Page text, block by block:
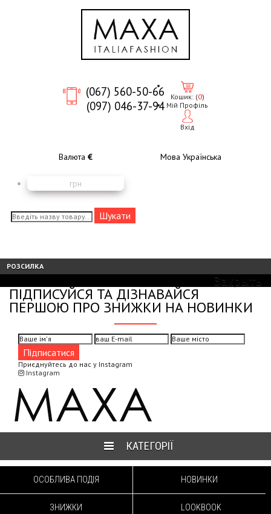
(067) 560-50-66
(097) 046-37-94
Кошик: (0)
Мій Профіль
Вхід
Валюта€
грн
Мова Українська
РОЗСИЛКА
Закрыть
MAXA FASHION GROUP
ПІДПИСУЙСЯ ТА ДІЗНАВАЙСЯ
ПЕРШОЮ ПРО ЗНИЖКИ НА НОВИНКИ
Приєднуйтесь до нас у Instagram
Instagram
КАТЕГОРІЇ
ОСОБЛИВА ПОДІЯ НОВИНКИ
ЗНИЖКИ LOOKBOOK